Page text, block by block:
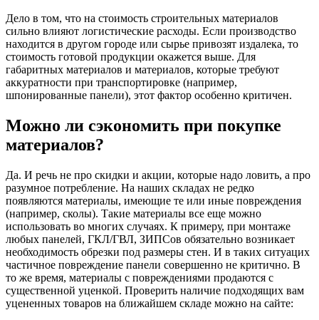
Дело в том, что на стоимость строительных материалов
сильно влияют логистические расходы. Если производство
находится в другом городе или сырье привозят издалека, то
стоимость готовой продукции окажется выше. Для
габаритных материалов и материалов, которые требуют
аккуратности при транспортировке (например,
шпонированные панели), этот фактор особенно критичен.
Можно ли сэкономить при покупке
материалов?
Да. И речь не про скидки и акции, которые надо ловить, а про
разумное потребление. На наших складах не редко
появляются материалы, имеющие те или иные повреждения
(например, сколы). Такие материалы все еще можно
использовать во многих случаях. К примеру, при монтаже
любых панелей, ГКЛ/ГВЛ, ЗИПСов обязательно возникает
необходимость обрезки под размеры стен. И в таких ситуацих
частичное повреждение панели совершенно не критично. В
то же время, материалы с повреждениями продаются с
существенной уценкой. Проверить наличие подходящих вам
уцененных товаров на ближайшем складе можно на сайте: